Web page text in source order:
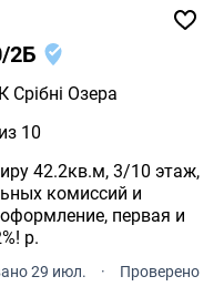
2Б
Срібні Озера
10
3/10 этаж,
комиссий и
первая и
р.
29 июл. ·
Проверено